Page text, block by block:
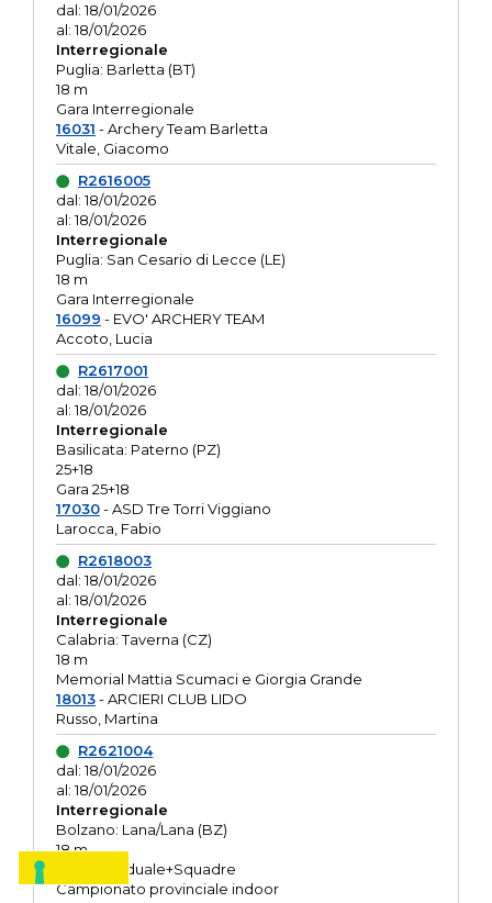
dal: 18/01/2026
al: 18/01/2026
Interregionale
Puglia: Barletta (BT)
18 m
Gara Interregionale
16031 - Archery Team Barletta
Vitale, Giacomo
R2616005
dal: 18/01/2026
al: 18/01/2026
Interregionale
Puglia: San Cesario di Lecce (LE)
18 m
Gara Interregionale
16099 - EVO' ARCHERY TEAM
Accoto, Lucia
R2617001
dal: 18/01/2026
al: 18/01/2026
Interregionale
Basilicata: Paterno (PZ)
25+18
Gara 25+18
17030- ASD Tre Torri Viggiano
Larocca, Fabio
R2618003
dal: 18/01/2026
al: 18/01/2026
Interregionale
Calabria: Taverna (CZ)
18 m
Memorial Mattia Scumaci e Giorgia Grande
18013- ARCIERI CLUB LIDO
Russo, Martina
R2621004
dal: 18/01/2026
al: 18/01/2026
Interregionale
Bolzano: Lana/Lana (BZ)
18 m
O.R. Individuale+Squadre
Campionato provinciale indoor